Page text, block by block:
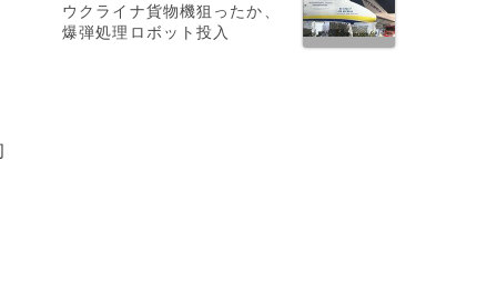
ウクライナ貨物機狙ったか、
爆弾処理ロボット投入